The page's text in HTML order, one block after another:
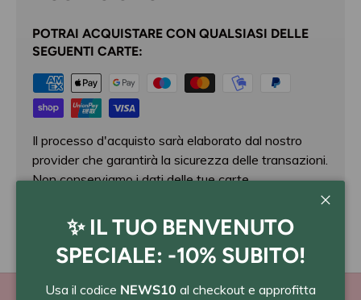
POTRAI ACQUISTARE CON QUALSIASI DELLE
SEGUENTI CARTE:
Il processo d'acquisto sarà elaborato dal nostro
provider che garantirà la sicurezza delle transazioni.
Non conserviamo i dati delle tue carte.
✨ IL TUO BENVENUTO
SPECIALE: -10% SUBITO!
Usa il codice NEWS10 al checkout e approfitta